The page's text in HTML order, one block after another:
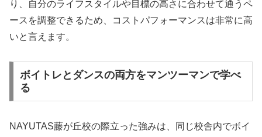
り、自分のライフスタイルや目標の高さに合わせて通うペ
ースを調整できるため、コストパフォーマンスは非常に高
いと言えます。
ボイトレとダンスの両方をマンツーマンで学べ
る
NAYUTAS藤が丘校の際立った強みは、同じ校舎内でボイ